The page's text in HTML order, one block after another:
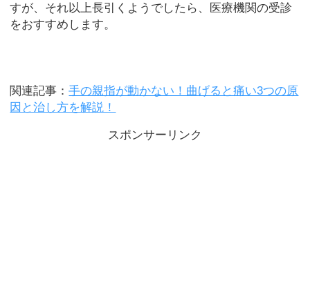
すが、それ以上長引くようでしたら、医療機関の受診
をおすすめします。
関連記事：手の親指が動かない！曲げると痛い3つの原
因と治し方を解説！
スポンサーリンク